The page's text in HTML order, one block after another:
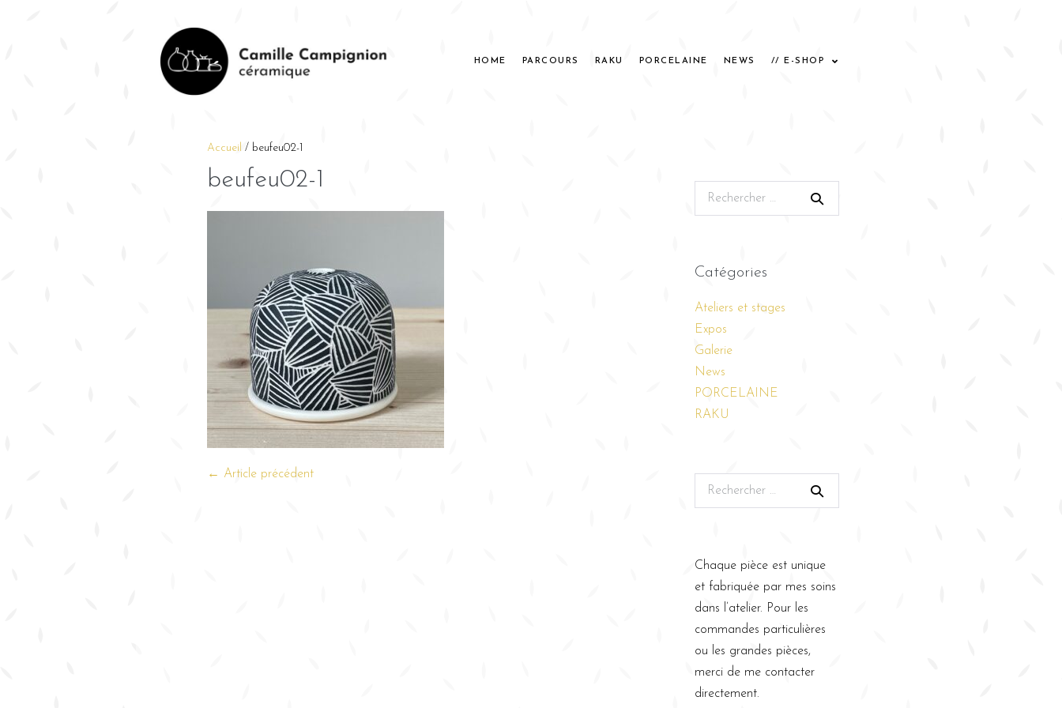
HOME PARCOURS RAKU PORCELAINE NEWS // E-SHOP
Accueil / beufeu02-1
beufeu02-1
← Article précédent
Catégories
Ateliers et stages
Expos
Galerie
News
PORCELAINE
RAKU
Chaque pièce est unique
et fabriquée par mes soins
dans l’atelier. Pour les
commandes particulières
ou les grandes pièces,
merci de me contacter
directement.